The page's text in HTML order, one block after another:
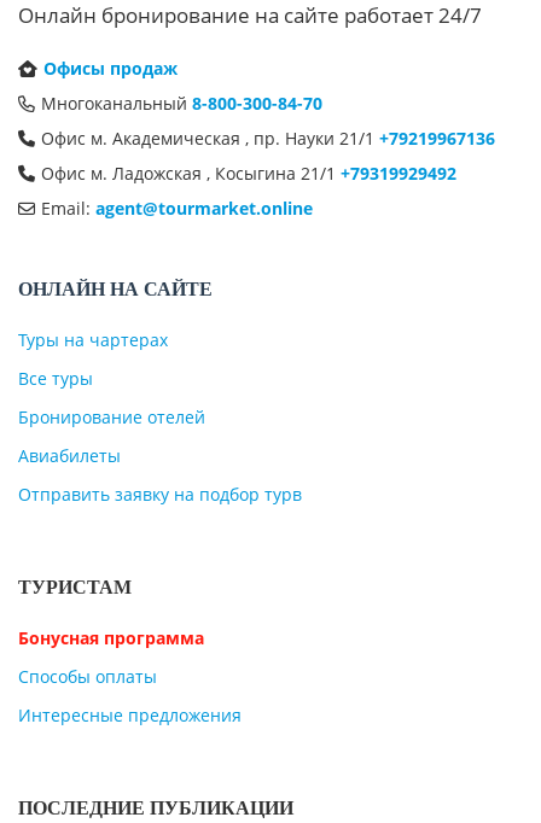
Онлайн бронирование на сайте работает 24/7
Офисы продаж
Многоканальный 8-800-300-84-70
Офис м. Академическая , пр. Науки 21/1 +79219967136
Офис м. Ладожская , Косыгина 21/1 +79319929492
Email: agent@tourmarket.online
ОНЛАЙН НА САЙТЕ
Туры на чартерах
Все туры
Бронирование отелей
Авиабилеты
Отправить заявку на подбор турв
ТУРИСТАМ
Бонусная программа
Способы оплаты
Интересные предложения
ПОСЛЕДНИЕ ПУБЛИКАЦИИ